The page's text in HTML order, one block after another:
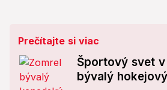
Prečítajte si viac
Športový svet
bývalý